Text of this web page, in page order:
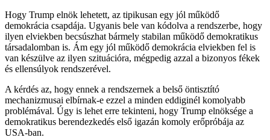
Hogy Trump elnök lehetett, az tipikusan egy jól működő
demokrácia csapdája. Ugyanis bele van kódolva a rendszerbe, hogy
ilyen elviekben becsúszhat bármely stabilan működő demokratikus
társadalomban is. Ám egy jól működő demokrácia elviekben fel is
van készülve az ilyen szituációra, mégpedig azzal a bizonyos fékek
és ellensúlyok rendszerével.
A kérdés az, hogy ennek a rendszernek a belső öntisztító
mechanizmusai elbírnak-e ezzel a minden eddiginél komolyabb
problémával. Úgy is lehet erre tekinteni, hogy Trump elnöksége a
demokratikus berendezkedés első igazán komoly erőpróbája az
USA-ban.